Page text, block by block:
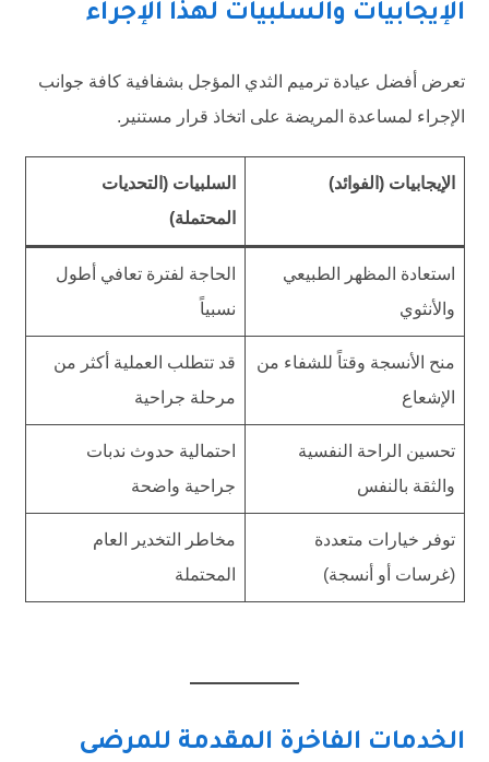
الإيجابيات والسلبيات لهذا الإجراء
تعرض أفضل عيادة ترميم الثدي المؤجل بشفافية كافة جوانب
الإجراء لمساعدة المريضة على اتخاذ قرار مستنير.
الإيجابيات (الفوائد)
السلبيات (التحديات
المحتملة)
استعادة المظهر الطبيعي
والأنثوي
الحاجة لفترة تعافي أطول
نسبياً
منح الأنسجة وقتاً للشفاء من
الإشعاع
قد تتطلب العملية أكثر من
مرحلة جراحية
تحسين الراحة النفسية
والثقة بالنفس
احتمالية حدوث ندبات
جراحية واضحة
توفر خيارات متعددة
(غرسات أو أنسجة)
مخاطر التخدير العام
المحتملة
الخدمات الفاخرة المقدمة للمرضى